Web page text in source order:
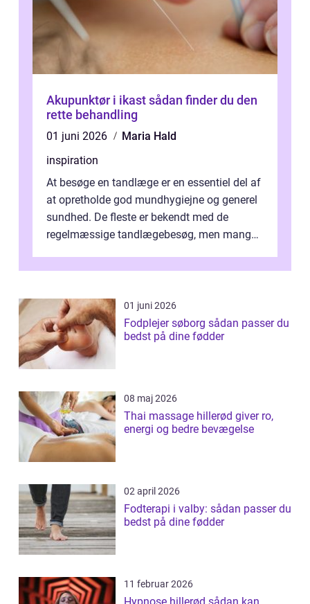
Akupunktør i ikast sådan finder du den
rette behandling
01 juni 2026
Maria Hald
inspiration
At besøge en tandlæge er en essentiel del af
at opretholde god mundhygiejne og generel
sundhed. De fleste er bekendt med de
regelmæssige tandlægebesøg, men mange
01 juni 2026
Fodplejer søborg sådan passer du
bedst på dine fødder
08 maj 2026
Thai massage hillerød giver ro,
energi og bedre bevægelse
02 april 2026
Fodterapi i valby: sådan passer du
bedst på dine fødder
11 februar 2026